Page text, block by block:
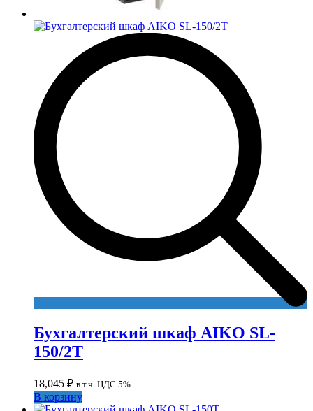
Бухгалтерский шкаф AIKO SL-
150/2Т
18,045 ₽ в т.ч. НДС 5%
В корзину